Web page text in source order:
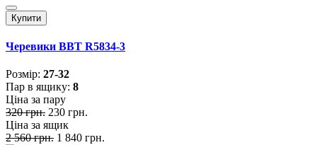
Купити
Черевики BBT R5834-3
Розмiр: 27-32
Пар в ящику: 8
Ціна за пару
320 грн. 230 грн.
Ціна за ящик
2 560 грн. 1 840 грн.